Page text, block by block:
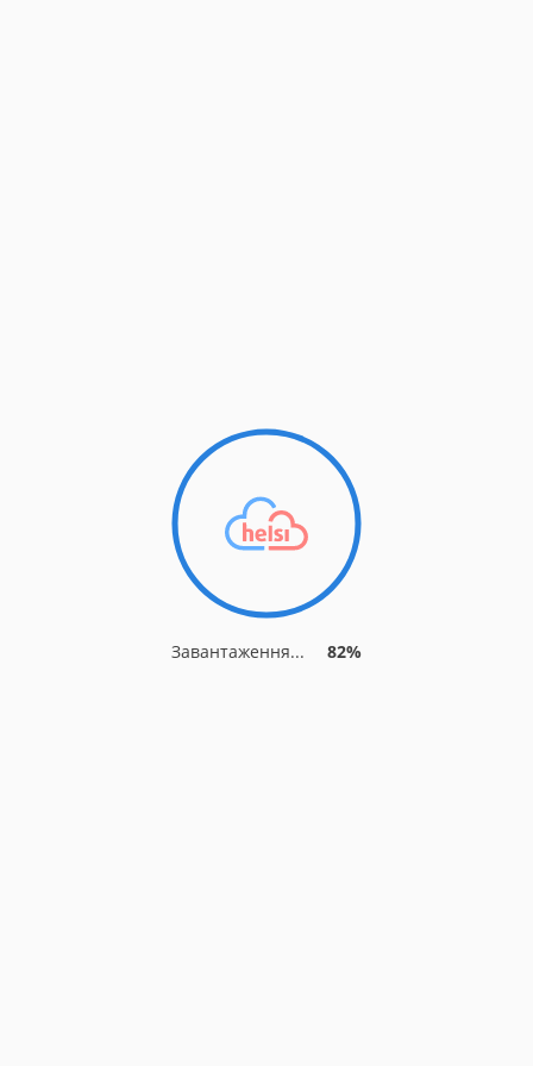
Завантаження... 82%